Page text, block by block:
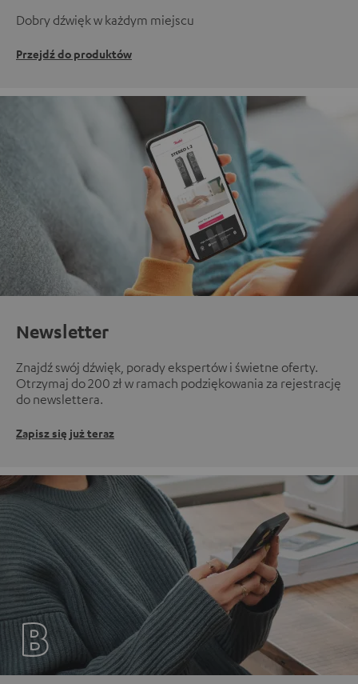
Dobry dźwięk w każdym miejscu
Przejdź do produktów
Newsletter
Znajdź swój dźwięk, porady ekspertów i świetne oferty.
Otrzymaj do 200 zł w ramach podziękowania za rejestrację
do newslettera.
Zapisz się już teraz